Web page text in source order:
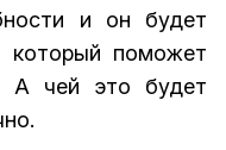
и он будет
который поможет
А чей это будет